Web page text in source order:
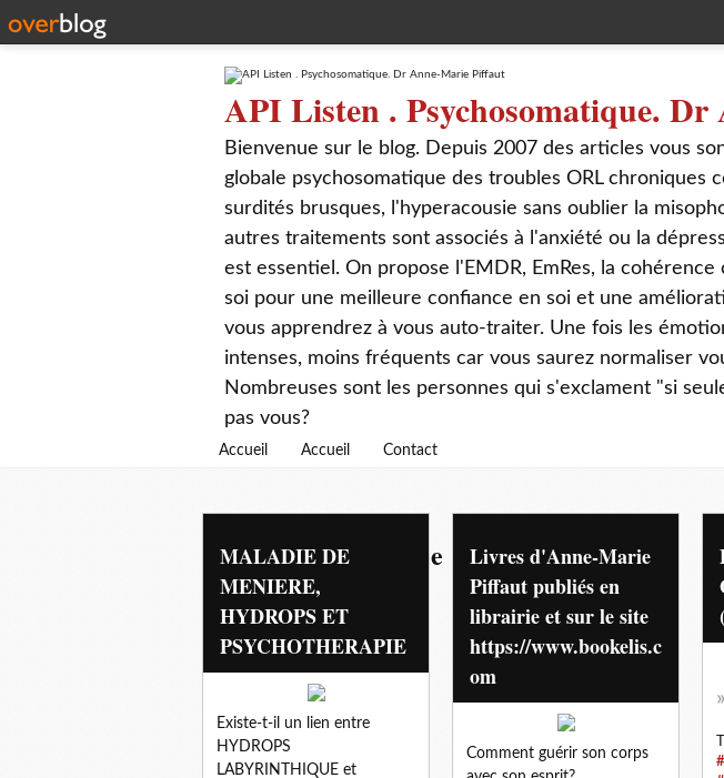
API Listen . Psychosomatique.
Bienvenue sur le blog. Depuis 2007 des articles vous
globale psychosomatique des troubles ORL chroniques
surdités brusques, l'hyperacousie sans oublier la
autres traitements sont associés à l'anxiété ou la
est essentiel. On propose l'EMDR, EmRes, la
soi pour une meilleure confiance en soi et une
vous apprendrez à vous auto-traiter. Une fois les
intenses, moins fréquents car vous saurez normaliser
Nombreuses sont les personnes qui s'exclament "si
pas vous?
Accueil Accueil Contact
oreilles-hyperacousie
MALADIE DE
MENIERE,
HYDROPS ET
PSYCHOTHERAPIE
Existe-t-il un lien entre
HYDROPS
LABYRINTHIQUE et
Livres d'Anne-Marie
Piffaut publiés en
librairie et sur le site
https://www.bookelis.c
om
Comment guérir son corps